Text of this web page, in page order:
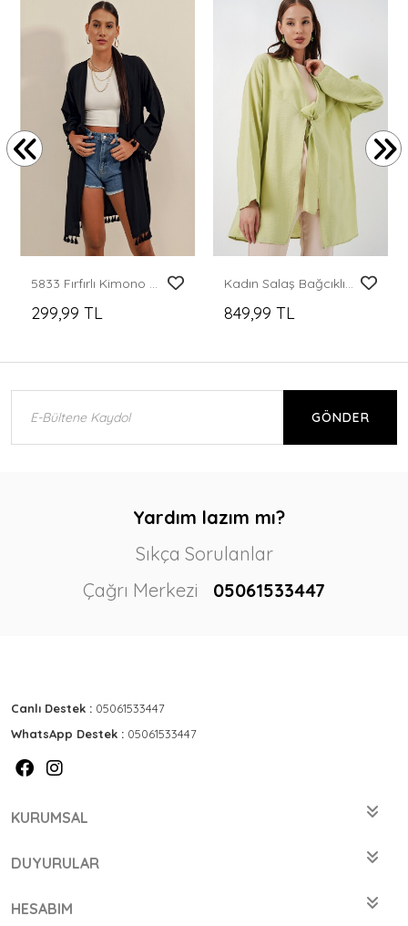
5833 Fırfırlı Kimono - Siyah
299,99 TL
Kadın Salaş Bağcıklı Kimono 5981 - E.Yeşil
849,99 TL
GÖNDER
Yardım lazım mı?
Sıkça Sorulanlar
Çağrı Merkezi
05061533447
Canlı Destek : 05061533447
WhatsApp Destek : 05061533447
KURUMSAL
DUYURULAR
HESABIM